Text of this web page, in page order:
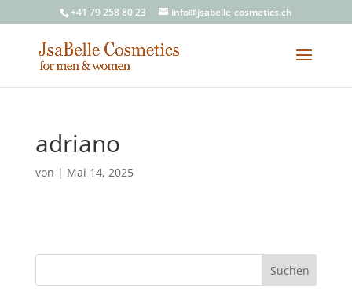
+41 79 258 80 23 info@jsabelle-cosmetics.ch
adriano
von | Mai 14, 2025